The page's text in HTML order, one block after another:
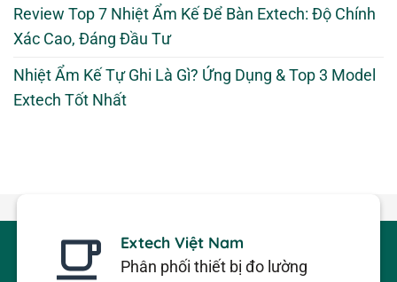
Review Top 7 Nhiệt Ẩm Kế Để Bàn Extech: Độ Chính
Xác Cao, Đáng Đầu Tư
Nhiệt Ẩm Kế Tự Ghi Là Gì? Ứng Dụng & Top 3 Model
Extech Tốt Nhất
Extech Việt Nam
Phân phối thiết bị đo lường